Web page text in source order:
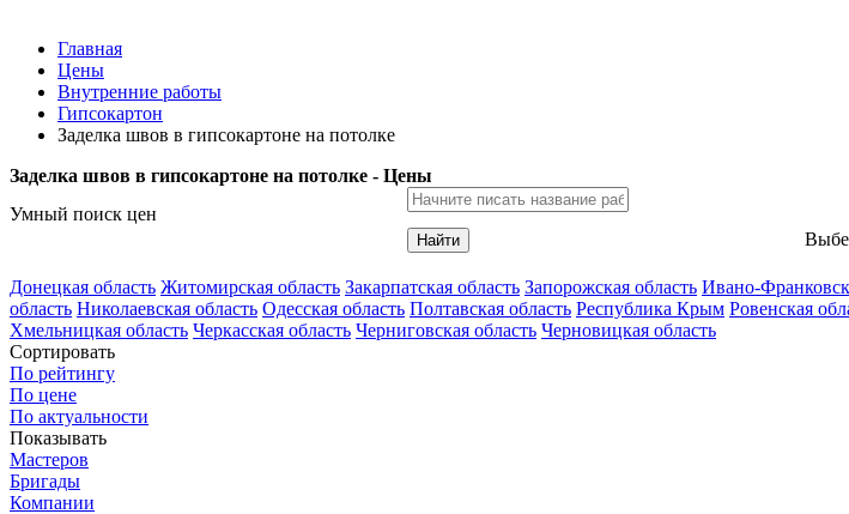
Главная
Цены
Внутренние работы
Гипсокартон
Заделка швов в гипсокартоне на потолке
Заделка швов в гипсокартоне на потолке - Цены
Умный поиск цен
Найти
Донецкая область Житомирская область Закарпатская область Запорожская область Ивано-
область Николаевская область Одесская область Полтавская область Республика Крым Ровенская
Хмельницкая область Черкасская область Черниговская область Черновицкая область
Сортировать
По рейтингу
По цене
По актуальности
Показывать
Мастеров
Бригады
Компании